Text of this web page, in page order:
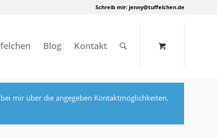
Schreib mir: jenny@tuffelchen.de
Blog Kontakt
mir über die angegeben Kontaktmöglichkeiten.